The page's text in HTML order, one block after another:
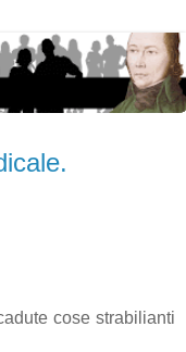
cose strabilianti